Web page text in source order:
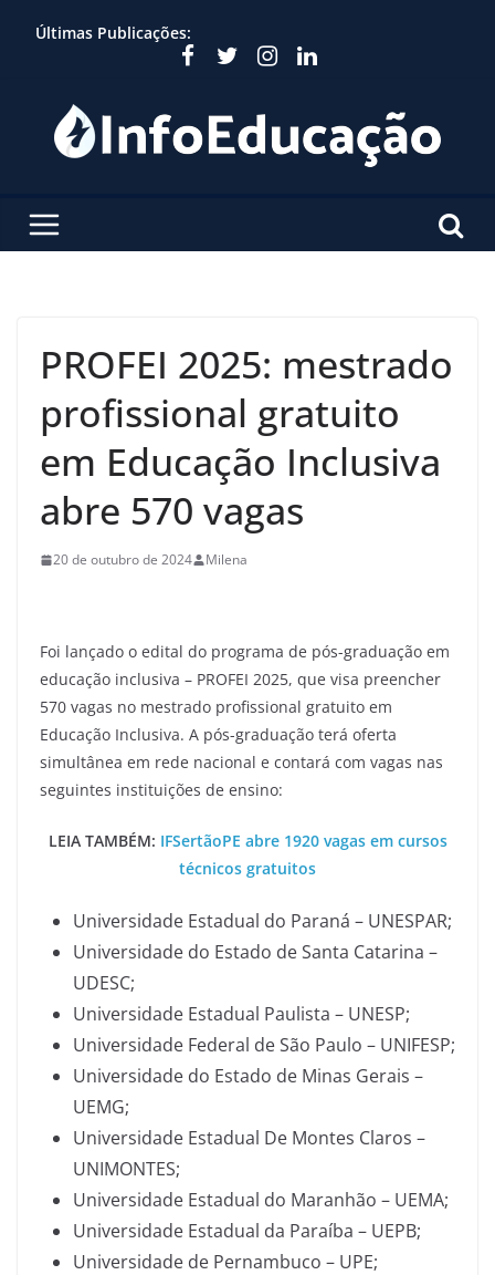
Últimas Publicações:
PROFEI 2025: mestrado
profissional gratuito
em Educação Inclusiva
abre 570 vagas
20 de outubro de 2024 Milena
Foi lançado o edital do programa de pós-graduação em
educação inclusiva – PROFEI 2025, que visa preencher
570 vagas no mestrado profissional gratuito em
Educação Inclusiva. A pós-graduação terá oferta
simultânea em rede nacional e contará com vagas nas
seguintes instituições de ensino:
LEIA TAMBÉM: IFSertãoPE abre 1920 vagas em cursos
técnicos gratuitos
Universidade Estadual do Paraná – UNESPAR;
Universidade do Estado de Santa Catarina –
UDESC;
Universidade Estadual Paulista – UNESP;
Universidade Federal de São Paulo – UNIFESP;
Universidade do Estado de Minas Gerais –
UEMG;
Universidade Estadual De Montes Claros –
UNIMONTES;
Universidade Estadual do Maranhão – UEMA;
Universidade Estadual da Paraíba – UEPB;
Universidade de Pernambuco – UPE;